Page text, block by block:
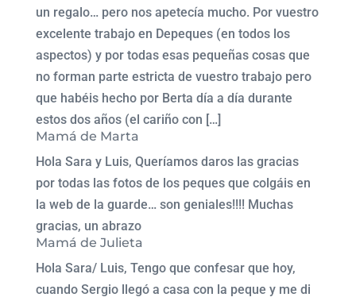
un regalo… pero nos apetecía mucho. Por vuestro
excelente trabajo en Depeques (en todos los
aspectos) y por todas esas pequeñas cosas que
no forman parte estricta de vuestro trabajo pero
que habéis hecho por Berta día a día durante
estos dos años (el cariño con […]
Mamá de Marta
Hola Sara y Luis, Queríamos daros las gracias
por todas las fotos de los peques que colgáis en
la web de la guarde… son geniales!!!! Muchas
gracias, un abrazo
Mamá de Julieta
Hola Sara/ Luis, Tengo que confesar que hoy,
cuando Sergio llegó a casa con la peque y me di